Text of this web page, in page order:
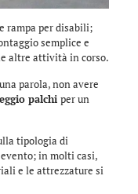
rampa per disabili;
semplice e
altre attività in corso.
parola, non avere
palchi per un
tipologia di
in molti casi,
e le attrezzature si